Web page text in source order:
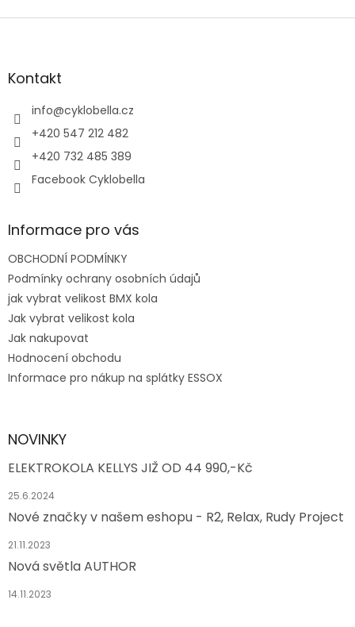
Z
aKontakt
info@cyklobella.cz
+420 547 212 482
+420 732 485 389
Facebook Cyklobella
Informace pro vás
OBCHODNÍ PODMÍNKY
Podmínky ochrany osobních údajů
jak vybrat velikost BMX kola
Jak vybrat velikost kola
Jak nakupovat
Hodnocení obchodu
Informace pro nákup na splátky ESSOX
NOVINKY
ELEKTROKOLA KELLYS JIŽ OD 44 990,-Kč
25.6.2024
Nové značky v našem eshopu - R2, Relax, Rudy Project
21.11.2023
Nová světla AUTHOR
14.11.2023